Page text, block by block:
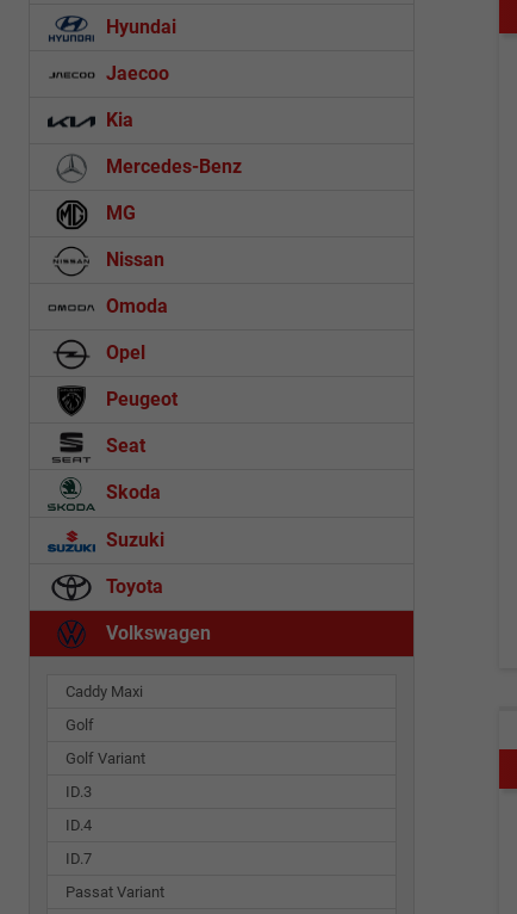
Hyundai
Jaecoo
Kia
Mercedes-Benz
MG
Nissan
Omoda
Opel
Peugeot
Seat
Skoda
Suzuki
Toyota
Volkswagen
Caddy Maxi
Golf
Golf Variant
ID.3
ID.4
ID.7
Passat Variant